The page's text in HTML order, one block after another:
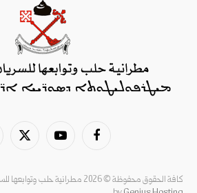
فيسبوك يوتيوب
X